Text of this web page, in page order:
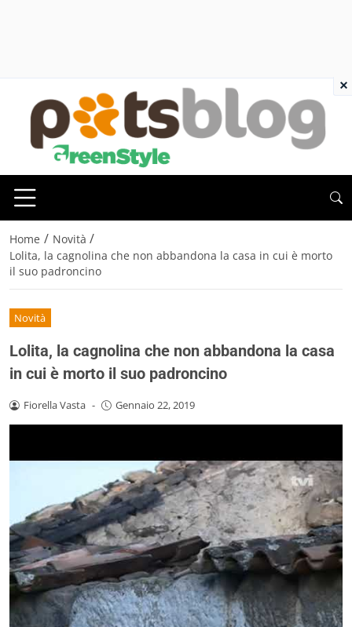
Home / Novità /
Lolita, la cagnolina che non abbandona la casa in cui è morto
il suo padroncino
Novità
Lolita, la cagnolina che non abbandona la casa
in cui è morto il suo padroncino
Fiorella Vasta - Gennaio 22, 2019
×